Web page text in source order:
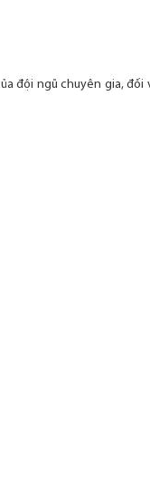
đội ngũ chuyên gia, đối